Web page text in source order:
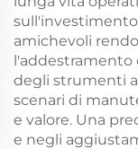
amichevoli
l'addestramento
degli strumenti
scenari di
e valore. Una
e negli